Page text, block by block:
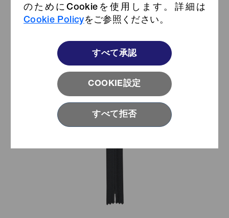
のためにCookieを使用します。詳細は
Cookie Policyをご参照ください。
COOKIE設定
すべて承認
すべて拒否